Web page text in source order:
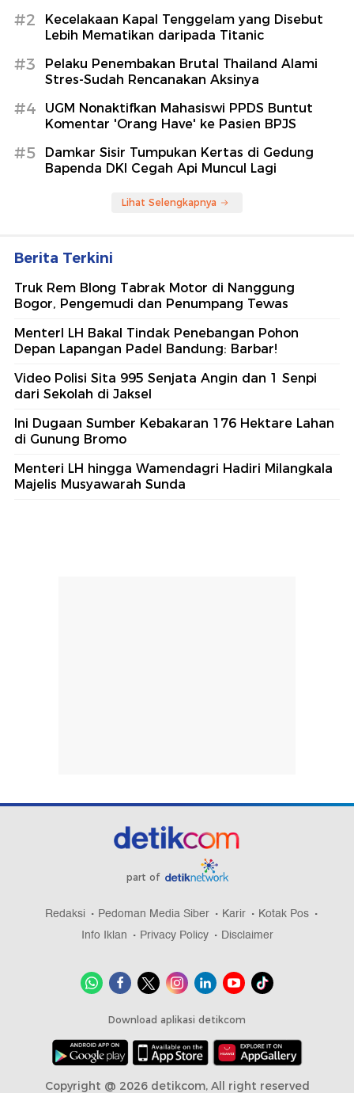
#2
Kecelakaan Kapal Tenggelam yang Disebut
Lebih Mematikan daripada Titanic
#3
Pelaku Penembakan Brutal Thailand Alami
Stres-Sudah Rencanakan Aksinya
#4
UGM Nonaktifkan Mahasiswi PPDS Buntut
Komentar 'Orang Have' ke Pasien BPJS
#5
Damkar Sisir Tumpukan Kertas di Gedung
Bapenda DKI Cegah Api Muncul Lagi
Lihat Selengkapnya
Berita Terkini
Truk Rem Blong Tabrak Motor di Nanggung
Bogor, Pengemudi dan Penumpang Tewas
MenterI LH Bakal Tindak Penebangan Pohon
Depan Lapangan Padel Bandung: Barbar!
Video Polisi Sita 995 Senjata Angin dan 1 Senpi
dari Sekolah di Jaksel
Ini Dugaan Sumber Kebakaran 176 Hektare Lahan
di Gunung Bromo
Menteri LH hingga Wamendagri Hadiri Milangkala
Majelis Musyawarah Sunda
part of
Redaksi Pedoman Media Siber Karir
Kotak Pos
Info Iklan
Privacy Policy Disclaimer
Download aplikasi detikcom
Copyright @ 2026 detikcom, All right reserved